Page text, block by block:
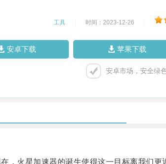
工具 时间：2023-12-26
安卓下载 苹果下载
安卓市场，安全绿色
火星加速器的诞生使得这一目标离我们更